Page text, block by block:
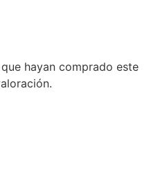
hayan comprado este